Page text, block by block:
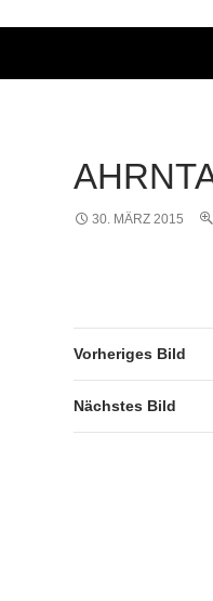
30. MÄRZ 2015
Vorheriges Bild
Nächstes Bild